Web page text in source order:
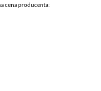
cena producenta: